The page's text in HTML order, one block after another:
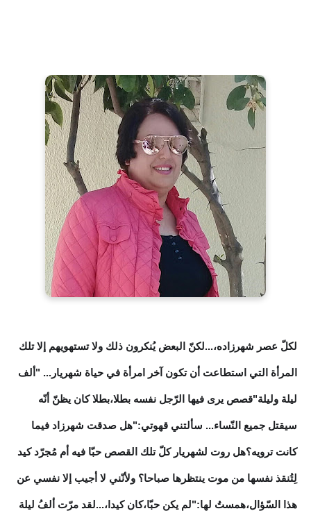
لكلّ عصر شهرزاده،...لكنّ البعض يُنكرون ذلك ولا تستهويهم إلا تلك
المرأة التي استطاعت أن تكون آخر امرأة في حياة شهريار... "ألف
ليلة وليلة"قصص يرى فيها الرّجل نفسه بطلا،بطلا كان يظنّ أنّه
سيقتل جميع النّساء... سألتني قهوتي:"هل صدقت شهرزاد فيما
كانت ترويه؟هل روت لشهريار كلّ تلك القصص حبّا فيه أم مُجرّد كيد
لِتُنقذ نفسها من موت ينتظرها صباحا؟ ولأنّني لا أجيب إلا نفسي عن
هذا السّؤال،همستُ لها:"لم يكن حبّا،كان كيدا،...لقد مرّت ألفُ ليلة